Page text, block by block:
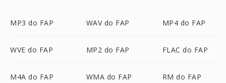
MP3 do FAP WAV do FAP MP4 do FAP
WVE do FAP MP2 do FAP FLAC do FAP
M4A do FAP WMA do FAP RM do FAP